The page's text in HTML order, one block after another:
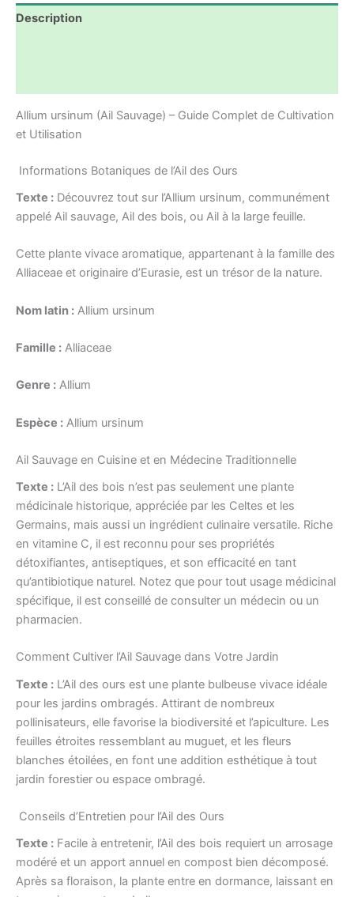
Description
Allium ursinum (Ail Sauvage) – Guide Complet de Cultivation
et Utilisation
Informations Botaniques de l’Ail des Ours
Texte : Découvrez tout sur l’Allium ursinum, communément
appelé Ail sauvage, Ail des bois, ou Ail à la large feuille.
Cette plante vivace aromatique, appartenant à la famille des
Alliaceae et originaire d’Eurasie, est un trésor de la nature.
Nom latin : Allium ursinum
Famille : Alliaceae
Genre : Allium
Espèce : Allium ursinum
Ail Sauvage en Cuisine et en Médecine Traditionnelle
Texte : L’Ail des bois n’est pas seulement une plante
médicinale historique, appréciée par les Celtes et les
Germains, mais aussi un ingrédient culinaire versatile. Riche
en vitamine C, il est reconnu pour ses propriétés
détoxifiantes, antiseptiques, et son efficacité en tant
qu’antibiotique naturel. Notez que pour tout usage médicinal
spécifique, il est conseillé de consulter un médecin ou un
pharmacien.
Comment Cultiver l’Ail Sauvage dans Votre Jardin
Texte : L’Ail des ours est une plante bulbeuse vivace idéale
pour les jardins ombragés. Attirant de nombreux
pollinisateurs, elle favorise la biodiversité et l’apiculture. Les
feuilles étroites ressemblant au muguet, et les fleurs
blanches étoilées, en font une addition esthétique à tout
jardin forestier ou espace ombragé.
Conseils d’Entretien pour l’Ail des Ours
Texte : Facile à entretenir, l’Ail des bois requiert un arrosage
modéré et un apport annuel en compost bien décomposé.
Après sa floraison, la plante entre en dormance, laissant en